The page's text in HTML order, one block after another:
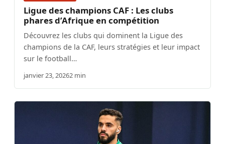
Ligue des champions CAF : Les clubs
phares d’Afrique en compétition
Découvrez les clubs qui dominent la Ligue des
champions de la CAF, leurs stratégies et leur impact
sur le football…
janvier 23, 20262 min